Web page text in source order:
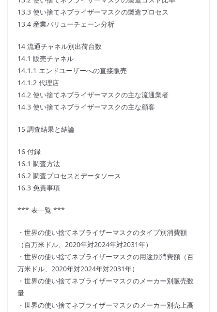
13.3 使い捨てネブライザーマスクの製造プロセス
13.4 産業バリューチェーン分析
14 流通チャネル別出荷台数
14.1 販売チャネル
14.1.1 エンドユーザーへの直接販売
14.1.2 代理店
14.2 使い捨てネブライザーマスクの主な流通業者
14.3 使い捨てネブライザーマスクの主な顧客
15 調査結果と結論
16 付録
16.1 調査方法
16.2 調査プロセスとデータソース
16.3 免責事項
*** 表一覧 ***
・世界の使い捨てネブライザーマスクのタイプ別消費額
（百万米ドル、2020年対2024年対2031年）
・世界の使い捨てネブライザーマスクの用途別消費額（百
万米ドル、2020年対2024年対2031年）
・世界の使い捨てネブライザーマスクのメーカー別販売数
量
・世界の使い捨てネブライザーマスクのメーカー別売上高